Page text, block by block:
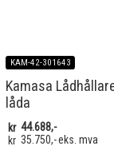
KAM-42-301643
Kamasa
låda
kr 44.688,-
kr 35.750,-eks. mva